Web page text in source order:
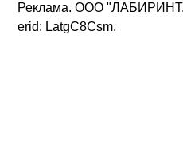
Реклама. ООО
erid: LatgC8Csm.